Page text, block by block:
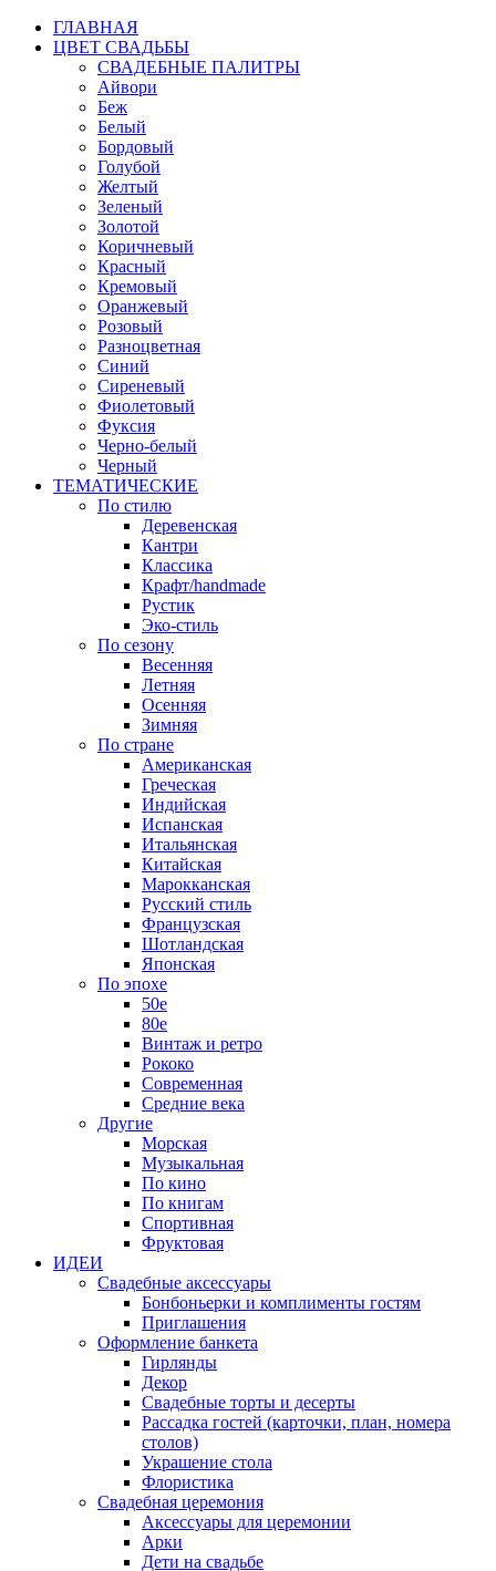
ГЛАВНАЯ
ЦВЕТ СВАДЬБЫ
СВАДЕБНЫЕ ПАЛИТРЫ
Айвори
Беж
Белый
Бордовый
Голубой
Желтый
Зеленый
Золотой
Коричневый
Красный
Кремовый
Оранжевый
Розовый
Разноцветная
Синий
Сиреневый
Фиолетовый
Фуксия
Черно-белый
Черный
ТЕМАТИЧЕСКИЕ
По стилю
Деревенская
Кантри
Классика
Крафт/handmade
Рустик
Эко-стиль
По сезону
Весенняя
Летняя
Осенняя
Зимняя
По стране
Американская
Греческая
Индийская
Испанская
Итальянская
Китайская
Марокканская
Русский стиль
Французская
Шотландская
Японская
По эпохе
50е
80е
Винтаж и ретро
Рококо
Современная
Средние века
Другие
Морская
Музыкальная
По кино
По книгам
Спортивная
Фруктовая
ИДЕИ
Свадебные аксессуары
Бонбоньерки и комплименты гостям
Приглашения
Оформление банкета
Гирлянды
Декор
Свадебные торты и десерты
Рассадка гостей (карточки, план, номера
столов)
Украшение стола
Флористика
Свадебная церемония
Аксессуары для церемонии
Арки
Дети на свадьбе